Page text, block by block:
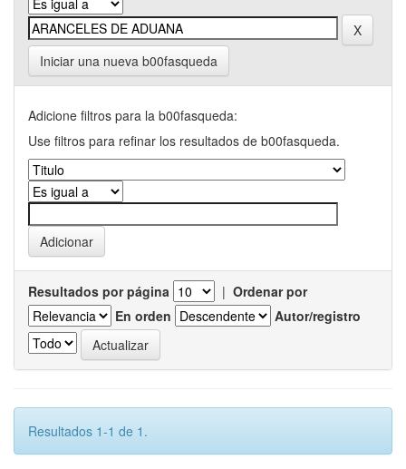
Iniciar una nueva b00fasqueda
Adicione filtros para la b00fasqueda:
Use filtros para refinar los resultados de b00fasqueda.
Resultados por página | Ordenar por
En orden
Autor/registro
Resultados 1-1 de 1.